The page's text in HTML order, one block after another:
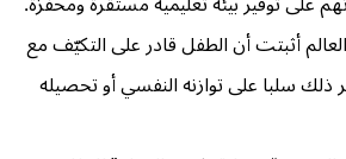
أثبتت أن الطفل قادر على التكيّف مع
ذلك سلبا على توازنه النفسي أو تحصيله